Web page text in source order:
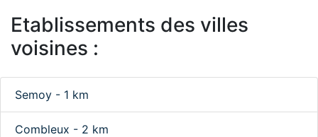
Etablissements des villes
voisines :
Semoy - 1 km
Combleux - 2 km